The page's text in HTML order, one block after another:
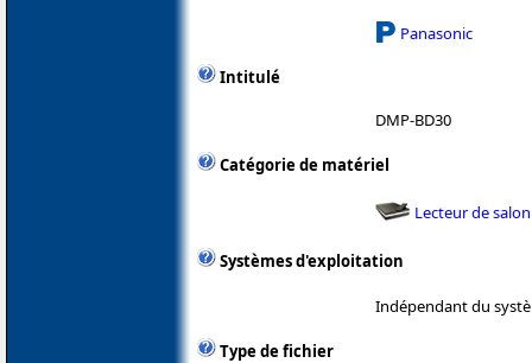
Panasonic
Intitulé
DMP-BD30
Catégorie de matériel
Lecteur de salon
Systèmes d'exploitation
Indépendant du
Type de fichier